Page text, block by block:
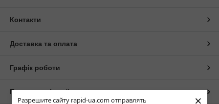
Разрешите сайту rapid-ua.com отправлять
Контакти
Доставка та оплата
Графік роботи
Повна версія сайту